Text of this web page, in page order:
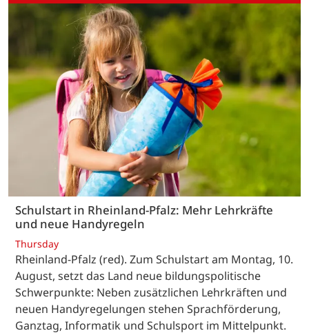
Schulstart in Rheinland-Pfalz: Mehr Lehrkräfte
und neue Handyregeln
Thursday
Rheinland-Pfalz (red). Zum Schulstart am Montag, 10.
August, setzt das Land neue bildungspolitische
Schwerpunkte: Neben zusätzlichen Lehrkräften und
neuen Handyregelungen stehen Sprachförderung,
Ganztag, Informatik und Schulsport im Mittelpunkt.